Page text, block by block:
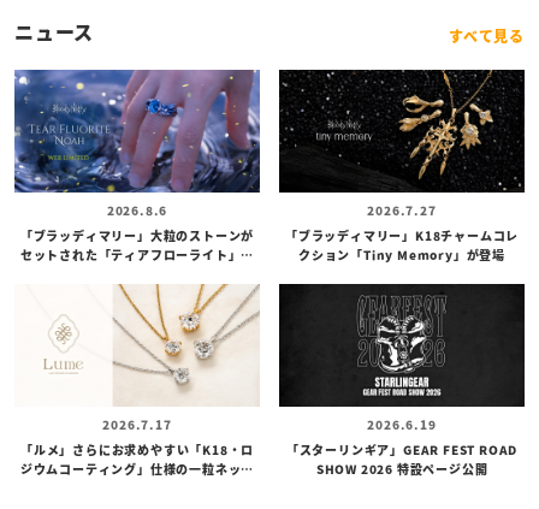
ニュース すべて見る
2026.8.6
「ブラッディマリー」大粒のストーンが
セットされた「ティアフローライト」カ
2026.7.27
「ブラッディマリー」K18チャームコレ
クション「Tiny Memory」が登場
2026.7.17
「ルメ」さらにお求めやすい「K18・ロ
ジウムコーティング」仕様の一粒ネック
2026.6.19
「スターリンギア」GEAR FEST ROAD
SHOW 2026 特設ページ公開